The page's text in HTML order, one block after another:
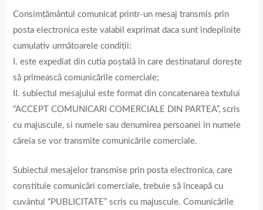
Consimțământul comunicat printr-un mesaj transmis prin
posta electronica este valabil exprimat daca sunt îndeplinite
cumulativ următoarele condiții:
I. este expediat din cutia poștală în care destinatarul dorește
să primească comunicările comerciale;
II. subiectul mesajului este format din concatenarea textului
“ACCEPT COMUNICARI COMERCIALE DIN PARTEA”, scris
cu majuscule, si numele sau denumirea persoanei în numele
căreia se vor transmite comunicările comerciale.
Subiectul mesajelor transmise prin posta electronica, care
constituie comunicări comerciale, trebuie să înceapă cu
cuvântul “PUBLICITATE” scris cu majuscule. Comunicările